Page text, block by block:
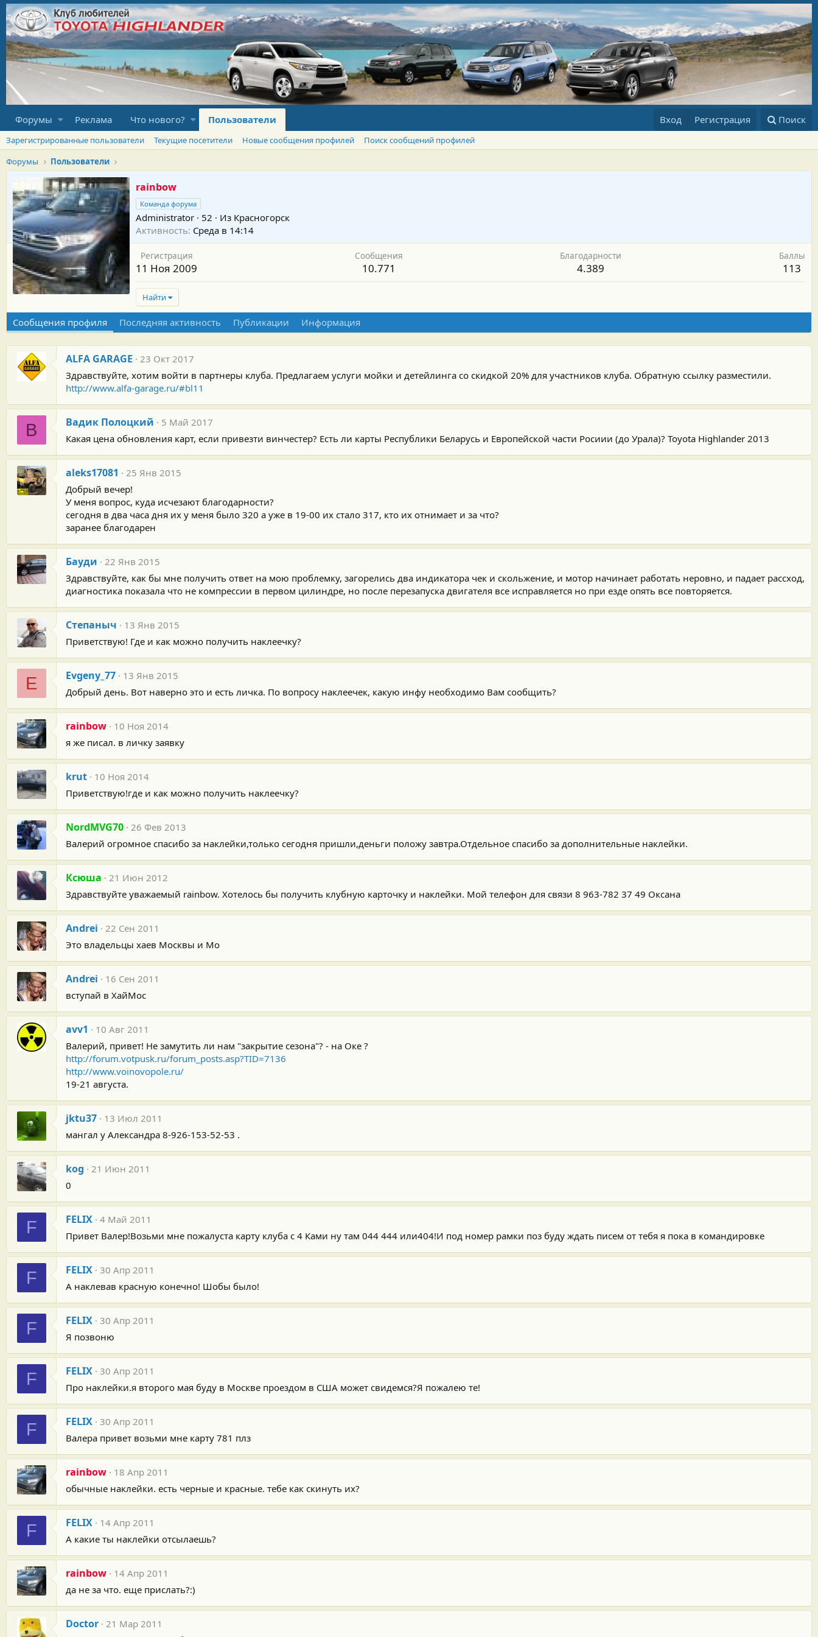
Форумы Реклама Что нового? Пользователи Вход Регистрация Поиск
Зарегистрированные пользователи Текущие посетители Новые сообщения профилей
Поиск сообщений профилей
Форумы
Пользователи
rainbow
Команда форума
Administrator · 52 · Из Красногорск
Активность Среда в 14:14
Регистрация
11 Ноя 2009
Сообщения
10.771
Благодарности
4.389
Баллы
113
Найти
Сообщения профиля Последняя активность Публикации Информация
ALFA GARAGE
23 Окт 2017
Здравствуйте, хотим войти в партнеры клуба. Предлагаем услуги мойки и детейлинга со скидкой 20% для участников клуба. Обратную ссылку разместили.
http://www.alfa-garage.ru/#bl11
В Вадик Полоцкий
5 Май 2017
Какая цена обновления карт, если привезти винчестер? Есть ли карты Республики Беларусь и Европейской части Росиии (до Урала)? Toyota Highlander 2013
aleks17081
25 Янв 2015
Добрый вечер!
У меня вопрос, куда исчезают благодарности?
сегодня в два часа дня их у меня было 320 а уже в 19-00 их стало 317, кто их отнимает и за что?
заранее благодарен
Бауди
22 Янв 2015
Здравствуйте, как бы мне получить ответ на мою проблемку, загорелись два индикатора чек и скольжение, и мотор начинает работать неровно, и падает рассход,
диагностика показала что не компрессии в первом цилиндре, но после перезапуска двигателя все исправляется но при езде опять все повторяется.
Степаныч
13 Янв 2015
Приветствую! Где и как можно получить наклеечку?
E Evgeny_77
13 Янв 2015
Добрый день. Вот наверно это и есть личка. По вопросу наклеечек, какую инфу необходимо Вам сообщить?
rainbow
10 Ноя 2014
я же писал. в личку заявку
krut
10 Ноя 2014
Приветствую!где и как можно получить наклеечку?
NordMVG70
26 Фев 2013
Валерий огромное спасибо за наклейки,только сегодня пришли,деньги положу завтра.Отдельное спасибо за дополнительные наклейки.
Ксюша
21 Июн 2012
Здравствуйте уважаемый rainbow. Хотелось бы получить клубную карточку и наклейки. Мой телефон для связи 8 963-782 37 49 Оксана
Andrei
22 Сен 2011
Это владельцы хаев Москвы и Mo
Andrei
16 Сен 2011
вступай в ХайМос
avv1
10 Авг 2011
Валерий, привет! Не замутить ли нам "закрытие сезона"? - на Оке ?
http://forum.votpusk.ru/forum_posts.asp?TID=7136
http://www.voinovopole.ru/
19-21 августа.
jktu37
13 Июл 2011
мангал у Александра 8-926-153-52-53 .
kog
21 Июн 2011
0
F FELIX 4 Май 2011
Привет Валер!Возьми мне пожалуста карту клуба с 4 Ками ну там 044 444 или404!И под номер рамки поз буду ждать писем от тебя я пока в командировке
F FELIX 30 Апр 2011
А наклевав красную конечно! Шобы было!
F FELIX 30 Апр 2011
Я позвоню
F FELIX 30 Апр 2011
Про наклейки.я второго мая буду в Москве проездом в США может свидемся?Я пожалею те!
F FELIX 30 Апр 2011
Валера привет возьми мне карту 781 плз
rainbow
18 Апр 2011
обычные наклейки. есть черные и красные. тебе как скинуть их?
F FELIX
14 Апр 2011
А какие ты наклейки отсылаешь?
rainbow
14 Апр 2011
да не за что. еще прислать?:)
Doctor
21 Мар 2011